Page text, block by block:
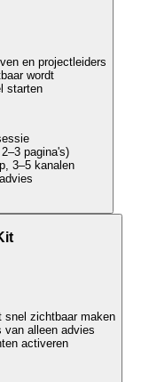
en projectleiders
wordt
starten
pagina's)
3–5 kanalen
snel zichtbaar maken
van alleen advies
activeren